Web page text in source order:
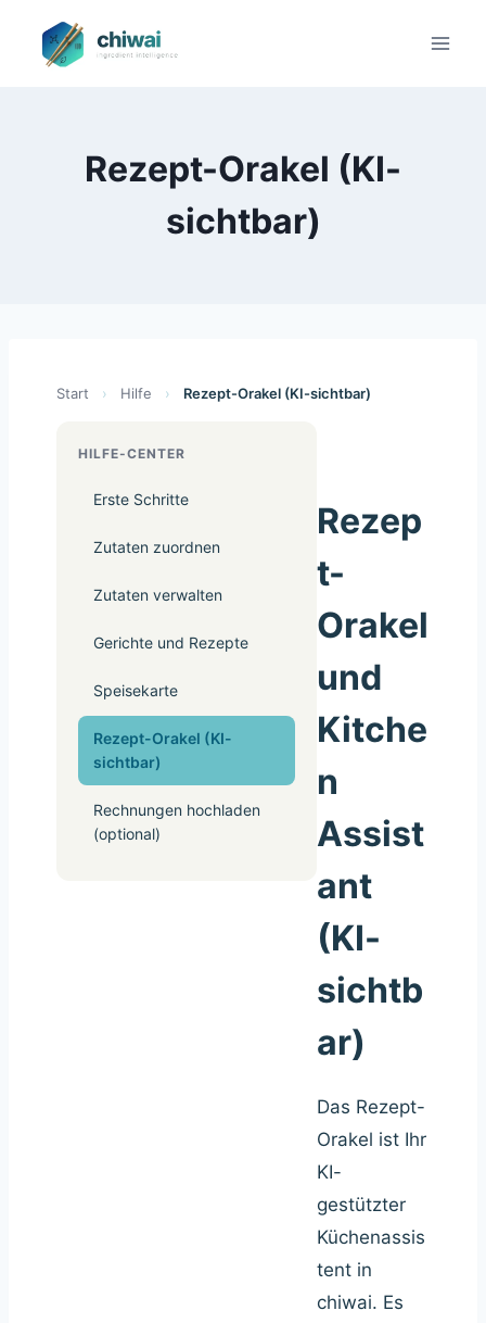
Inhalt
springen
Rezept-Orakel (KI-
sichtbar)
Start › Hilfe › Rezept-Orakel (KI-sichtbar)
HILFE-CENTER
Erste Schritte
Zutaten zuordnen
Zutaten verwalten
Gerichte und Rezepte
Speisekarte
Rezept-Orakel (KI-
sichtbar)
Rechnungen hochladen
(optional)
Rezep
t-
Orakel
und
Kitche
n
Assist
ant
(KI-
sichtb
ar)
Das Rezept-
Orakel ist Ihr
KI-
gestützter
Küchenassis
tent in
chiwai. Es